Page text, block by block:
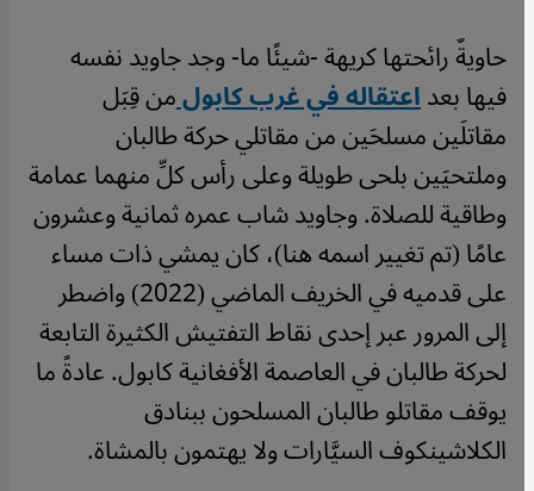
حاويةٌ رائحتها كريهة -شيئًا ما- وجد جاويد نفسه
فيها بعداعتقاله في غرب كابولمن قِبَل
مقاتلَين مسلحَين من مقاتلي حركة طالبان
وملتحيَين بلحى طويلة وعلى رأس كلِّ منهما عمامة
وطاقية للصلاة. وجاويد شاب عمره ثمانية وعشرون
عامًا (تم تغيير اسمه هنا)، كان يمشي ذات مساء
على قدميه في الخريف الماضي (2022) واضطر
إلى المرور عبر إحدى نقاط التفتيش الكثيرة التابعة
لحركة طالبان في العاصمة الأفغانية كابول. عادةً ما
يوقف مقاتلو طالبان المسلحون ببنادق
الكلاشينكوف السيَّارات ولا يهتمون بالمشاة.